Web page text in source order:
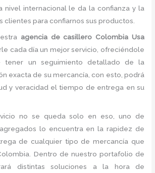
nivel internacional le da la confianza y la
clientes para confiarnos sus productos.
agencia de casillero Colombia Usa
cada día un mejor servicio, ofreciéndole
tener un seguimiento detallado de la
exacta de su mercancía, con esto, podrá
y veracidad el tiempo de entrega en su
no se queda solo en eso, uno de
lo encuentra en la rapidez de
de cualquier tipo de mercancía que
Dentro de nuestro portafolio de
distintas soluciones a la hora de